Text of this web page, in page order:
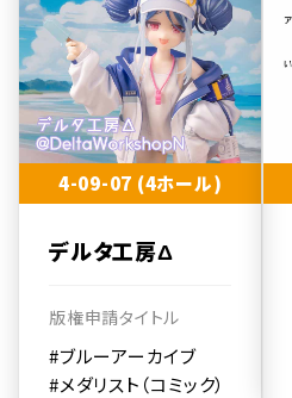
4-09-07 (4ホール)
デルタ工房Δ
版権申請タイトル
#ブルーアーカイブ
#メダリスト（コミック）